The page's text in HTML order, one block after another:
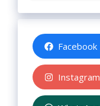
Facebook
Instagram